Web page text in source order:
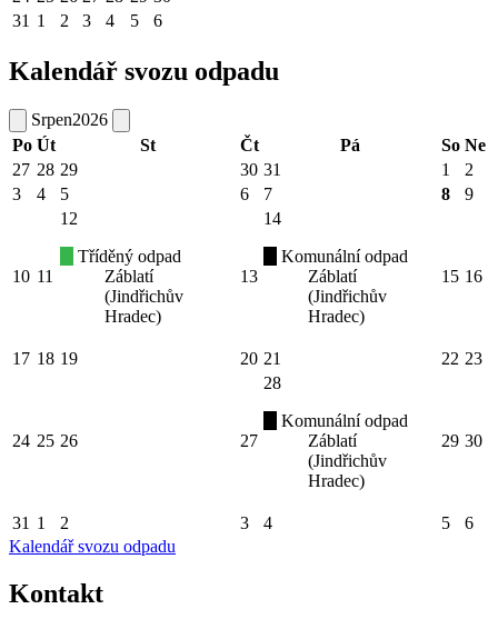
31 1 2 3 4 5 6
Kalendář svozu odpadu
Srpen2026
Po Út St Čt Pá So Ne
27 28 29 30 31 1
2
3
4 5 6 7 8 9
10 11
12
Tříděný odpad
Záblatí
(Jindřichův
Hradec)
13
14
Komunální odpad
Záblatí
(Jindřichův
Hradec)
15 16
17 18 19 20 21 22 23
24 25 26 27
28
Komunální odpad
Záblatí
(Jindřichův
Hradec)
29 30
31 1 2 3 4 5
6
Kalendář svozu odpadu
Kontakt